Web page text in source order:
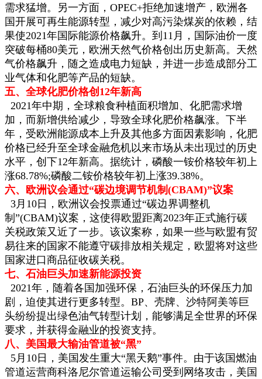
需求猛增。另一方面，OPEC+拒绝加速增产，欧洲各
国开展可再生能源转型，减少对高污染煤炭的依赖，结
果使2021年国际能源价格飙升。到11月，国际油价一度
突破每桶80美元，欧洲天然气价格创出历史新高。天然
气价格飙升，随之造成电力短缺，并进一步造成部分工
业气体和化肥等产品的短缺。
五、全球化肥价格创12年新高
2021年中期，全球粮食种植面积增加、化肥需求增
加，而新增供给减少，导致全球化肥价格飙涨。下半
年，受欧洲能源成本上升及其他多方面因素影响，化肥
价格已经升至全球金融危机以来市场从未出现过的历史
水平，创下12年新高。据统计，磷酸一铵价格较年初上
涨68.78%;磷酸二铵价格较年初上涨39.38%。
六、欧洲议会通过“碳边境调节机制(CBAM)”议案
3月10日，欧洲议会投票通过“碳边界调整机
制”(CBAM)议案，这使得欧盟距离2023年正式施行碳
关税政策又近了一步。该议案称，如果一些与欧盟有贸
易往来的国家不能遵守碳排放相关规定，欧盟将对这些
国家进口商品征收碳关税。
七、石油巨头加速新能源投资
2021年，随着各国加强环保，石油巨头的环保压力加
剧，迫使其进行更多转型。BP、壳牌、沙特阿美等巨
头纷纷提出绿色油气转型计划，能够满足全世界的环保
要求，并获得金融业的投资支持。
八、美国最大输油管道被“黑”
5月10日，美国发生重大“黑天鹅”事件。由于该国燃油
管道运营商科洛尼尔管道运输公司受到网络攻击，美国